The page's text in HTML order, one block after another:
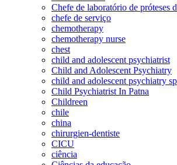
Chefe de laboratório de próteses
chefe de serviço
chemotherapy
chemotherapy nurse
chest
child and adolescent psychiatrist
Child and Adolescent Psychiatry
child and adolescent psychiatry
Child Psychiatrist In Patna
Childreen
chile
china
chirurgien-dentiste
CICU
ciência